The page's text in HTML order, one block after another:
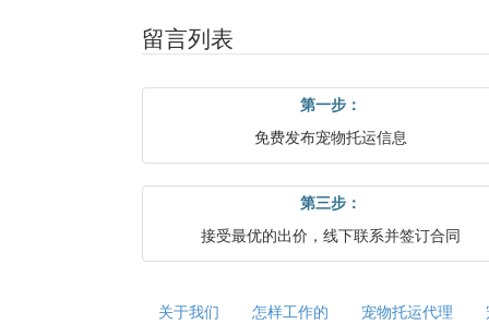
留言列表
第一步：
免费发布宠物托运信息
第三步：
接受最优的出价，线下联系并签订合同
关于我们 怎样工作的 宠物托运代理